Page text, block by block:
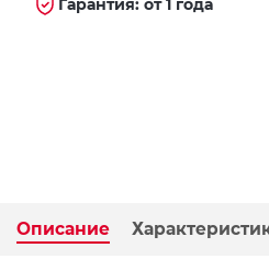
Гарантия: от 1 года
Описание